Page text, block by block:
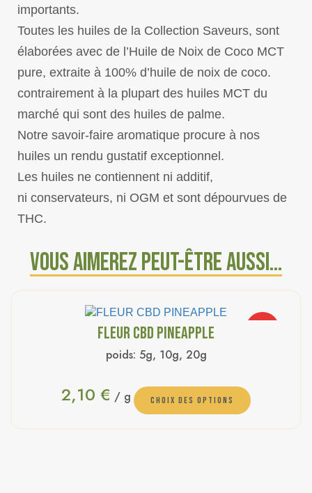
importants.
Toutes les huiles de la Collection Saveurs, sont
élaborées avec de l’Huile de Noix de Coco MCT
pure, extraite à 100% d’huile de noix de coco.
contrairement à la plupart des huiles MCT du
marché qui sont des huiles de palme.
Notre savoir-faire aromatique procure à nos
huiles un rendu gustatif exceptionnel.
Les huiles ne contiennent ni additif,
ni conservateurs, ni OGM et sont dépourvues de
THC.
Vous aimerez peut-être aussi…
FLEUR CBD PINEAPPLE
poids: 5g, 10g, 20g
2,10 € / g CHOIX DES OPTIONS